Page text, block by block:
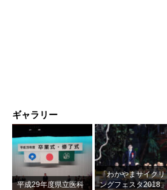
ギャラリー
平成29年度県立医科
「わかやまサイクリ
ングフェスタ2018」